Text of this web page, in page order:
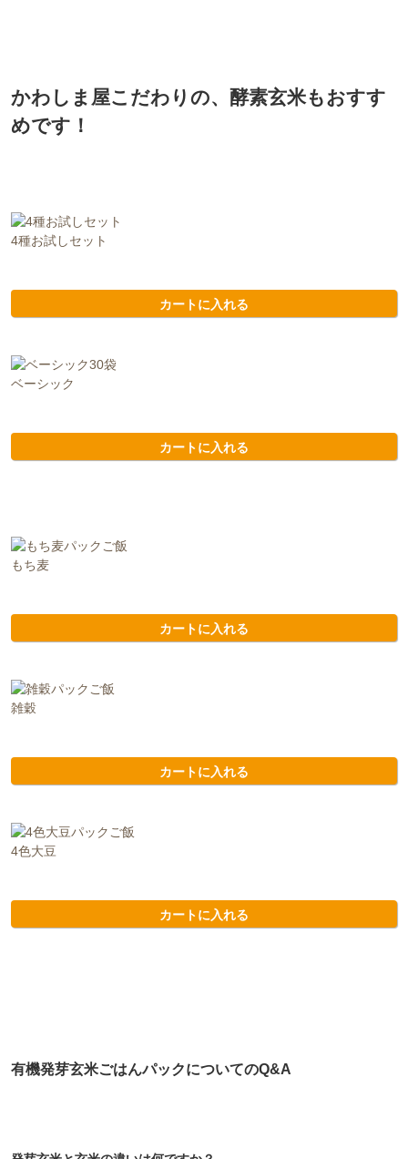
かわしま屋こだわりの、酵素玄米もおすす
めです！
4種お試しセット
カートに入れる
ベーシック
カートに入れる
もち麦
カートに入れる
雑穀
カートに入れる
4色大豆
カートに入れる
有機発芽玄米ごはんパックについてのQ&A